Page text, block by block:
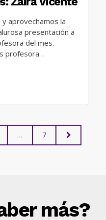
aprovechamos la
presentación a
del mes.
profesora…
… PAGE
7
NEXT
PAGE
más?